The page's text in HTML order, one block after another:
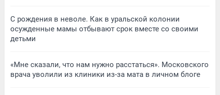
С рождения в неволе. Как в уральской колонии
осужденные мамы отбывают срок вместе со своими
детьми
«Мне сказали, что нам нужно расстаться». Московского
врача уволили из клиники из-за мата в личном блоге